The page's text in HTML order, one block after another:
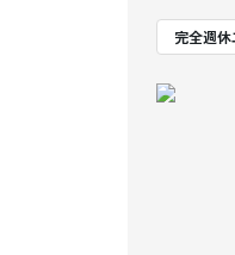
完全週